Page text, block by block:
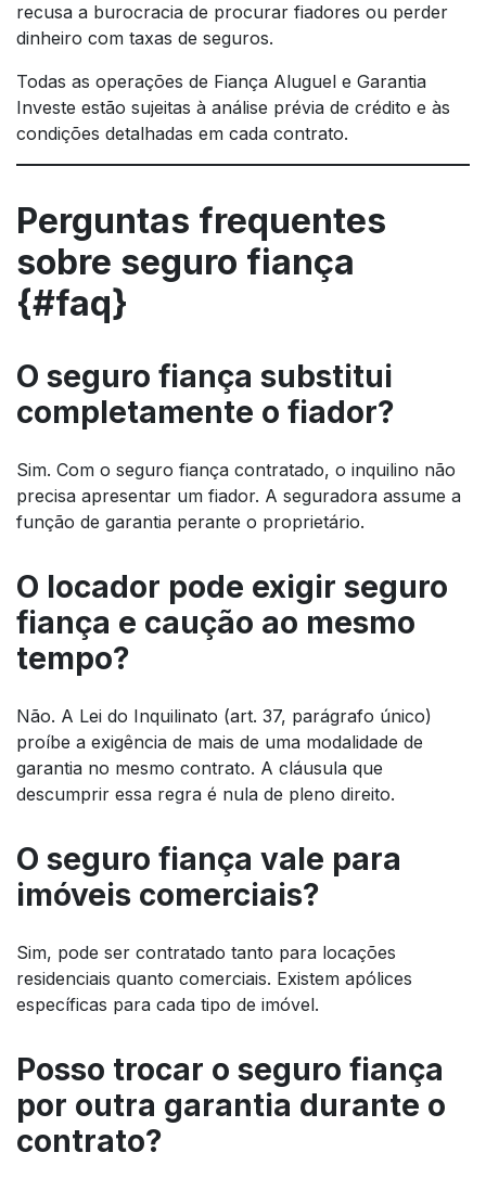
recusa a burocracia de procurar fiadores ou perder
dinheiro com taxas de seguros.
Todas as operações de Fiança Aluguel e Garantia
Investe estão sujeitas à análise prévia de crédito e às
condições detalhadas em cada contrato.
Perguntas frequentes
sobre seguro fiança
{#faq}
O seguro fiança substitui
completamente o fiador?
Sim. Com o seguro fiança contratado, o inquilino não
precisa apresentar um fiador. A seguradora assume a
função de garantia perante o proprietário.
O locador pode exigir seguro
fiança e caução ao mesmo
tempo?
Não. A Lei do Inquilinato (art. 37, parágrafo único)
proíbe a exigência de mais de uma modalidade de
garantia no mesmo contrato. A cláusula que
descumprir essa regra é nula de pleno direito.
O seguro fiança vale para
imóveis comerciais?
Sim, pode ser contratado tanto para locações
residenciais quanto comerciais. Existem apólices
específicas para cada tipo de imóvel.
Posso trocar o seguro fiança
por outra garantia durante o
contrato?